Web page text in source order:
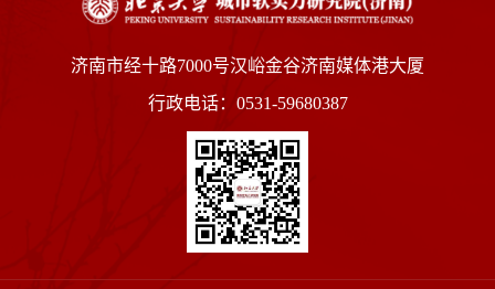
济南市经十路7000号汉峪金谷济南媒体港大厦
行政电话：0531-59680387